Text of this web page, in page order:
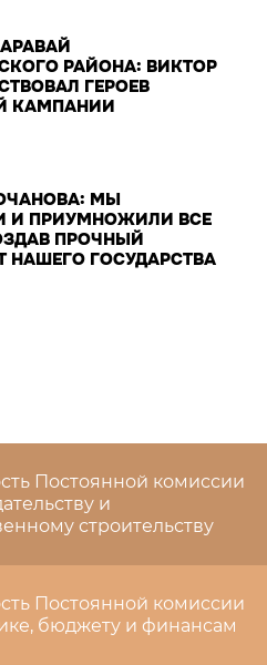
РАЙОНА: ВИКТОР
ГЕРОЕВ
КАМПАНИИ
МЫ
И ПРИУМНОЖИЛИ ВСЕ
ПРОЧНЫЙ
НАШЕГО ГОСУДАРСТВА
Постоянной комиссии
и
строительству
Постоянной комиссии
бюджету и финансам